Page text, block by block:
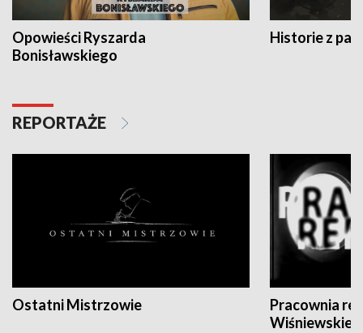
Opowieści Ryszarda
Bonisławskiego
Historie z
REPORTAŻE
Ostatni Mistrzowie
Pracownia